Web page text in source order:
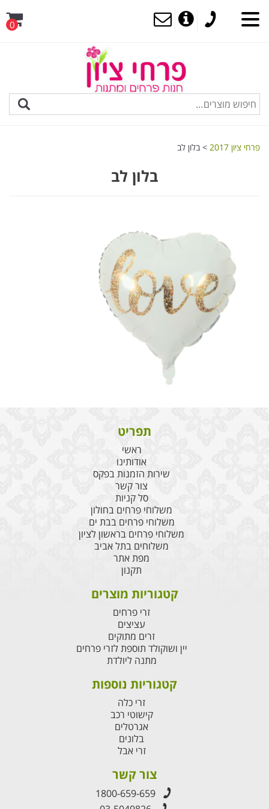
0
פרחי ציון 2017 >בלון לב
בלון לב
תפריט
ראשי
אודותינו
שירות הזמנות בפקס
צור קשר
סל קניות
משלוחי פרחים בחולון
משלוחי פרחים בבת ים
משלוחי פרחים בראשון לציון
משלוחים בתל אביב
מפת אתר
תקנון
קטגוריות מוצרים
זרי פרחים
עציצים
זרים מתוקים
יין ושוקולד תוספת לזרי פרחים
מתנה ליולדת
קטגוריות נוספות
זרי כלה
קישוטי רכב
אגרטלים
בלונים
זרי אבל
צור קשר
1800-659-659